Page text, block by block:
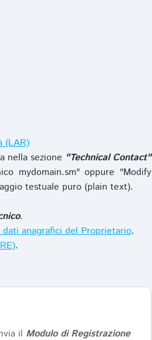
(LAR)
nella sezione "Technical Contact"
mydomain.sm" oppure "Modify
testuale puro (plain text).
.
anagrafici del Proprietario.
.
il Modulo di Registrazione